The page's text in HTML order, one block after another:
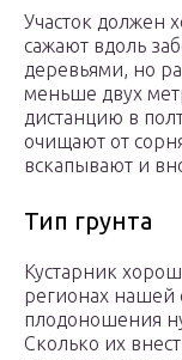
Участок должен
сажают вдоль
деревьями, но
меньше двух
дистанцию в
очищают от
вскапывают и
Тип грунта
Кустарник
регионах нашей
плодоношения
Сколько их